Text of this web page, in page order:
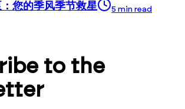
您的季风季节救星 5 min read
to the